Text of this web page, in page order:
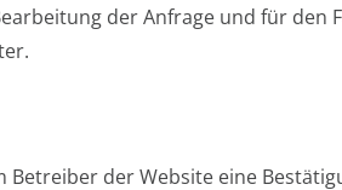
der Anfrage und für den
Betreiber der Website eine